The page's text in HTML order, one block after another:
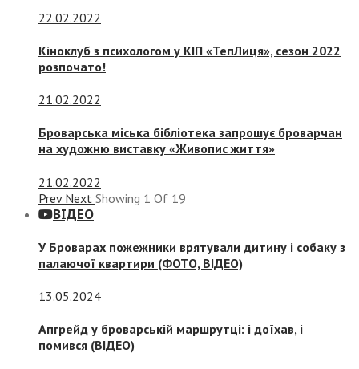
22.02.2022
Кіноклуб з психологом у КІП «ТепЛиця», сезон 2022
розпочато!
21.02.2022
Броварська міська бібліотека запрошує броварчан
на художню виставку «Живопис життя»
21.02.2022
Prev Next Showing 1 Of 19
ВІДЕО
У Броварах пожежники врятували дитину і собаку з
палаючої квартири (ФОТО, ВІДЕО)
13.05.2024
Апгрейд у броварській маршрутці: і доїхав, і
помився (ВІДЕО)